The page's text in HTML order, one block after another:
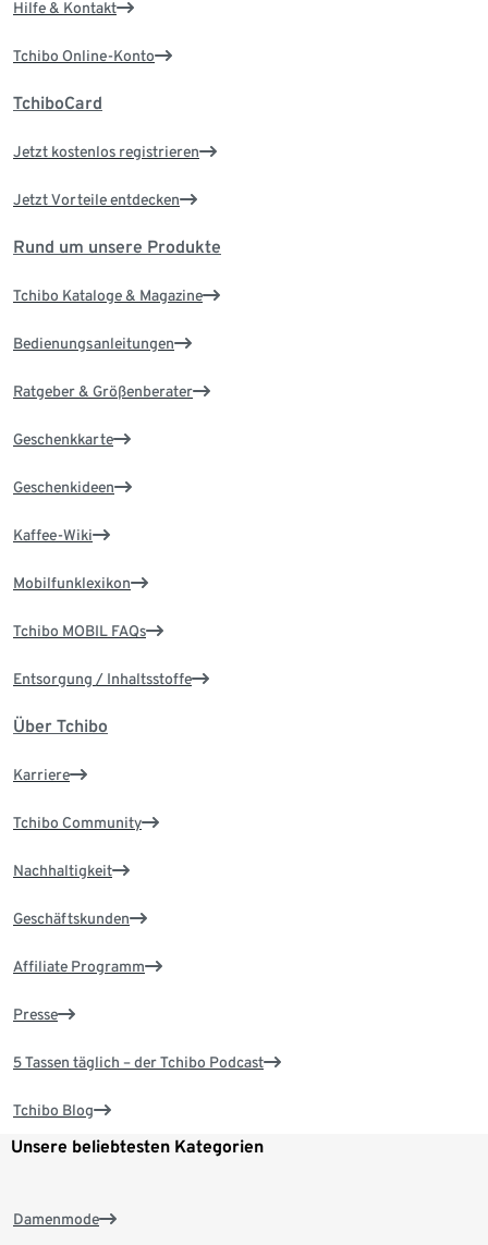
Hilfe & Kontakt
Tchibo Online-Konto
TchiboCard
Jetzt kostenlos registrieren
Jetzt Vorteile entdecken
Rund um unsere Produkte
Tchibo Kataloge & Magazine
Bedienungsanleitungen
Ratgeber & Größenberater
Geschenkkarte
Geschenkideen
Kaffee-Wiki
Mobilfunklexikon
Tchibo MOBIL FAQs
Entsorgung / Inhaltsstoffe
Über Tchibo
Karriere
Tchibo Community
Nachhaltigkeit
Geschäftskunden
Affiliate Programm
Presse
5 Tassen täglich – der Tchibo Podcast
Tchibo Blog
Unsere beliebtesten Kategorien
Damenmode